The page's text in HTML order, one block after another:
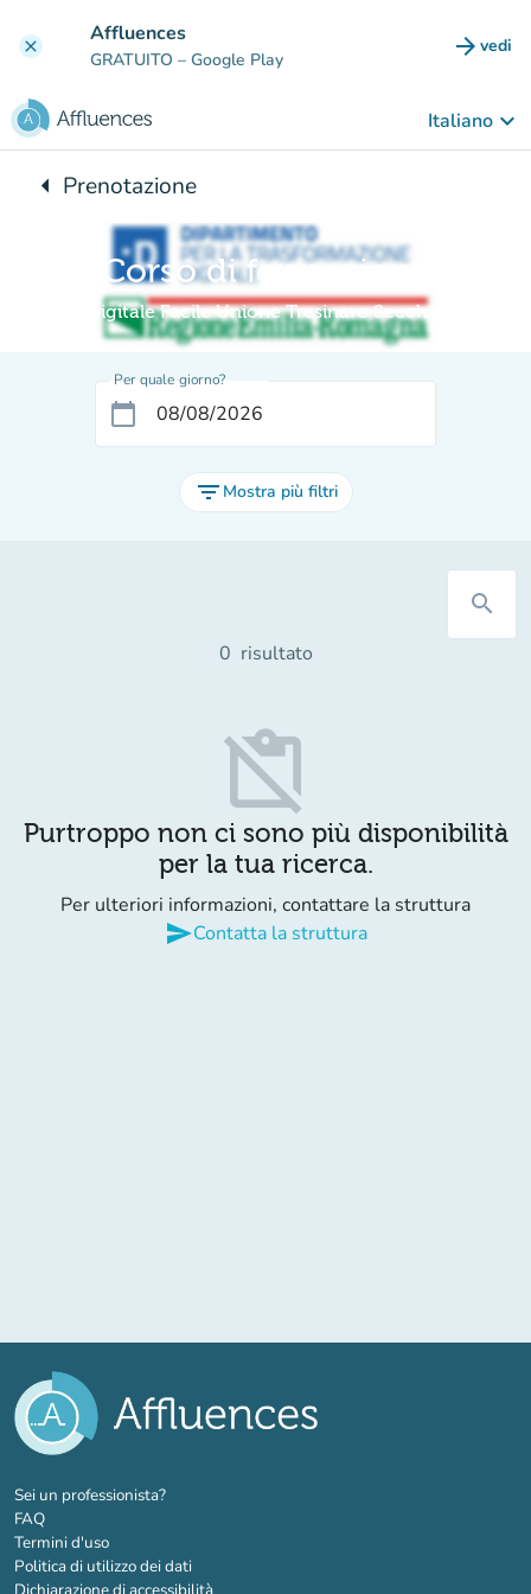
clear Affluences
GRATUITO – Google Play arrow_forward vedi
Italiano keyboard_arrow_down
arrow_leftTorna a:
Prenotazione
Corso di formazione
Digitale Facile Unione Tresinaro Secchia
Per quale giorno?
calendar_today
filter_list Mostra più filtri
search
0 risultato
content_paste_off
Purtroppo non ci sono più disponibilità
per la tua ricerca.
Per ulteriori informazioni, contattare la struttura
sendContatta la struttura
Sei un professionista?(nuova scheda)
FAQ
Termini d'uso
Politica di utilizzo dei dati